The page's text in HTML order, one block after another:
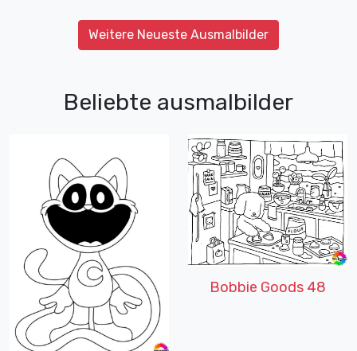
Weitere Neueste Ausmalbilder
Beliebte ausmalbilder
Bobbie Goods 48